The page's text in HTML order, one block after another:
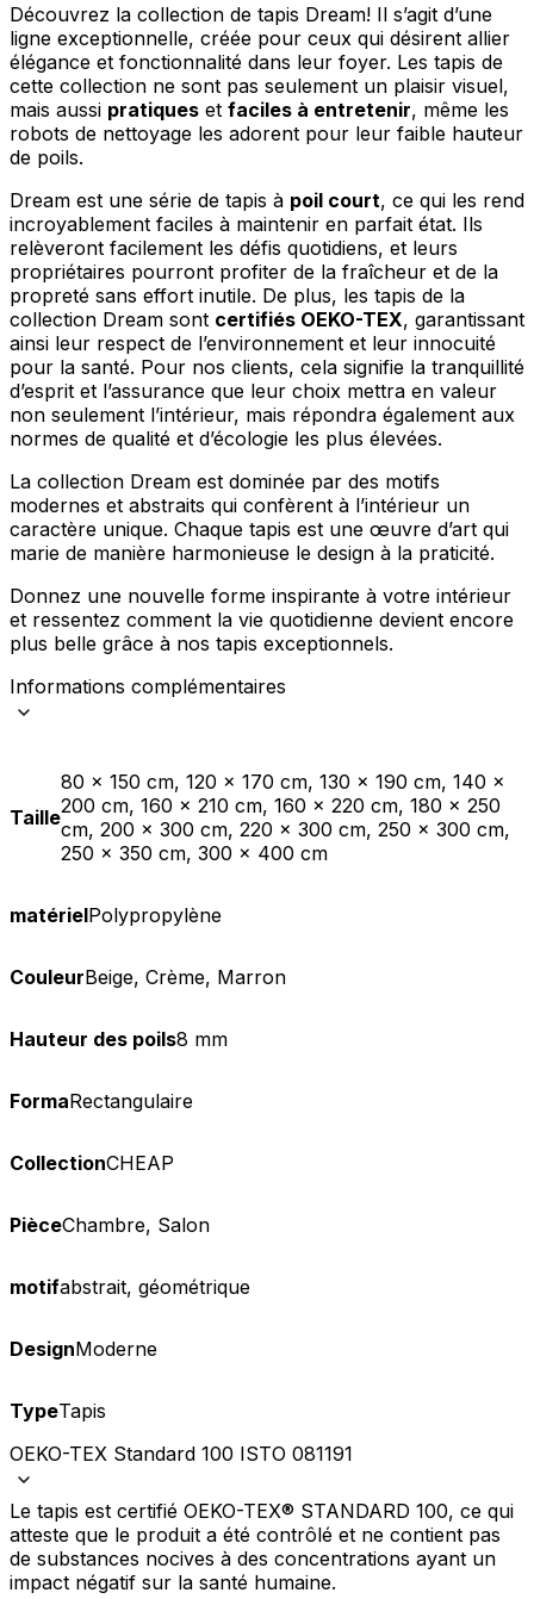
Découvrez la collection de tapis Dream! Il s’agit d’une
ligne exceptionnelle, créée pour ceux qui désirent allier
élégance et fonctionnalité dans leur foyer. Les tapis de
cette collection ne sont pas seulement un plaisir visuel,
mais aussi pratiques et faciles à entretenir, même les
robots de nettoyage les adorent pour leur faible hauteur
de poils.
Dream est une série de tapis à poil court, ce qui les rend
incroyablement faciles à maintenir en parfait état. Ils
relèveront facilement les défis quotidiens, et leurs
propriétaires pourront profiter de la fraîcheur et de la
propreté sans effort inutile. De plus, les tapis de la
collection Dream sont certifiés OEKO-TEX, garantissant
ainsi leur respect de l’environnement et leur innocuité
pour la santé. Pour nos clients, cela signifie la tranquillité
d’esprit et l’assurance que leur choix mettra en valeur
non seulement l’intérieur, mais répondra également aux
normes de qualité et d’écologie les plus élevées.
La collection Dream est dominée par des motifs
modernes et abstraits qui confèrent à l’intérieur un
caractère unique. Chaque tapis est une œuvre d’art qui
marie de manière harmonieuse le design à la praticité.
Donnez une nouvelle forme inspirante à votre intérieur
et ressentez comment la vie quotidienne devient encore
plus belle grâce à nos tapis exceptionnels.
Informations complémentaires
Taille
80 x 150 cm, 120 x 170 cm, 130 x 190 cm, 140 x
200 cm, 160 x 210 cm, 160 x 220 cm, 180 x 250
cm, 200 x 300 cm, 220 x 300 cm, 250 x 300 cm,
250 x 350 cm, 300 x 400 cm
matérielPolypropylène
CouleurBeige, Crème, Marron
Hauteur des poils8 mm
FormaRectangulaire
CollectionCHEAP
PièceChambre, Salon
motifabstrait, géométrique
DesignModerne
TypeTapis
OEKO-TEX Standard 100 ISTO 081191
Le tapis est certifié OEKO-TEX® STANDARD 100, ce qui
atteste que le produit a été contrôlé et ne contient pas
de substances nocives à des concentrations ayant un
impact négatif sur la santé humaine.